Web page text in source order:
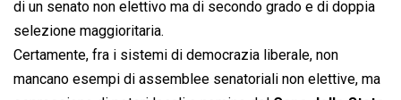
di un senato non elettivo ma di secondo grado e di doppia
selezione maggioritaria.
Certamente, fra i sistemi di democrazia liberale, non
mancano esempi di assemblee senatoriali non elettive, ma